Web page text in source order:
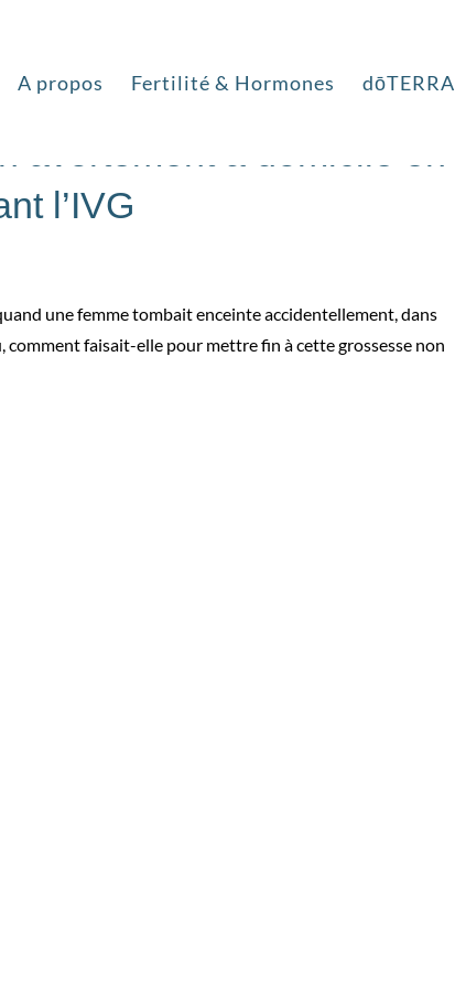
A propos Fertilité & Hormones dōTERRA
l’IVG
une femme tombait enceinte accidentellement, dans
comment faisait-elle pour mettre fin à cette grossesse non